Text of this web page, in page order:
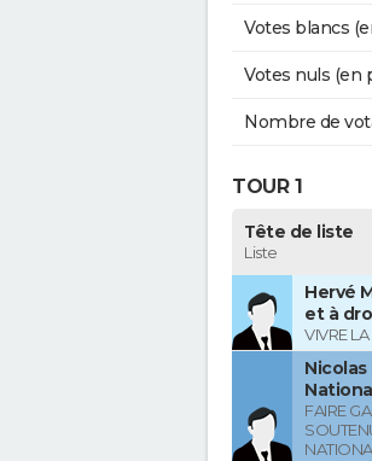
Votes blancs
Votes nuls (en
Nombre de
TOUR 1
Tête de liste
Liste
Hervé
et à
VIVRE
FAIRE